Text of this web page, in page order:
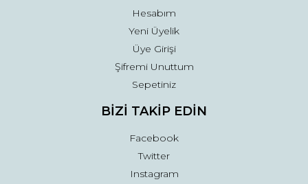
Hesabım
Yeni Üyelik
Üye Girişi
Şifremi Unuttum
Sepetiniz
BİZİ TAKİP EDİN
Facebook
Twitter
Instagram